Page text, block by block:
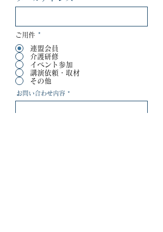
ご用件 *
連盟会員
介護研修
イベント参加
講演依頼・取材
その他
お問い合わせ内容